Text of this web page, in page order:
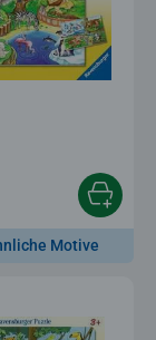
Motive